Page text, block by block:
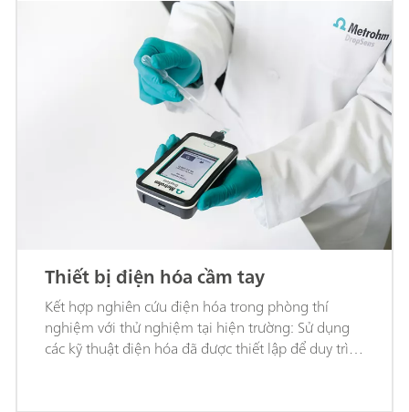
Thiết bị điện hóa cầm tay
Kết hợp nghiên cứu điện hóa trong phòng thí
nghiệm với thử nghiệm tại hiện trường: Sử dụng
các kỹ thuật điện hóa đã được thiết lập để duy trì